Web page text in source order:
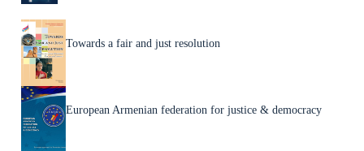
Towards a fair and just resolution
European Armenian federation for justice & democracy